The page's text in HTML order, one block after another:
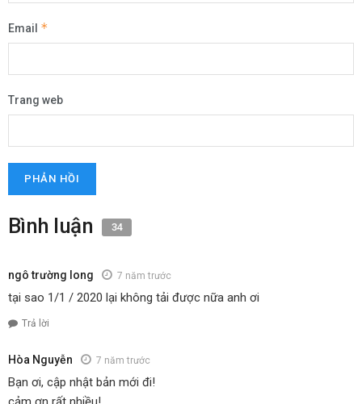
Email *
Trang web
Bình luận 34
ngô trường long 7 năm trước
tại sao 1/1 / 2020 lại không tải được nữa anh ơi
Trả lời
Hòa Nguyễn 7 năm trước
Bạn ơi, cập nhật bản mới đi!